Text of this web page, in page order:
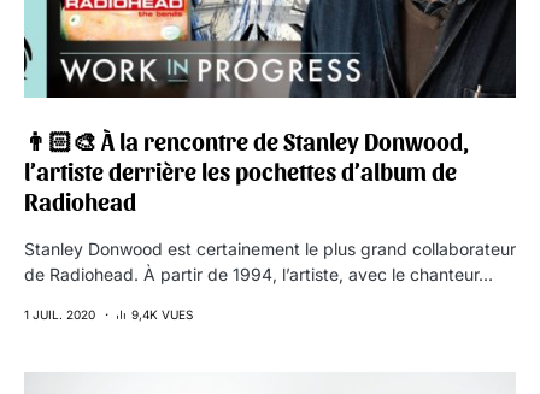
👨🏻‍🎨 À la rencontre de Stanley Donwood,
l’artiste derrière les pochettes d’album de
Radiohead
Stanley Donwood est certainement le plus grand collaborateur
de Radiohead. À partir de 1994, l’artiste, avec le chanteur…
1 JUIL. 2020 9,4K VUES